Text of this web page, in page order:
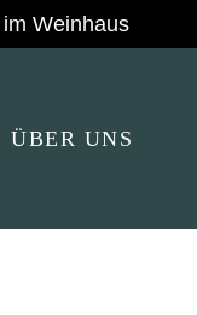
Weinhaus
ÜBER UNS